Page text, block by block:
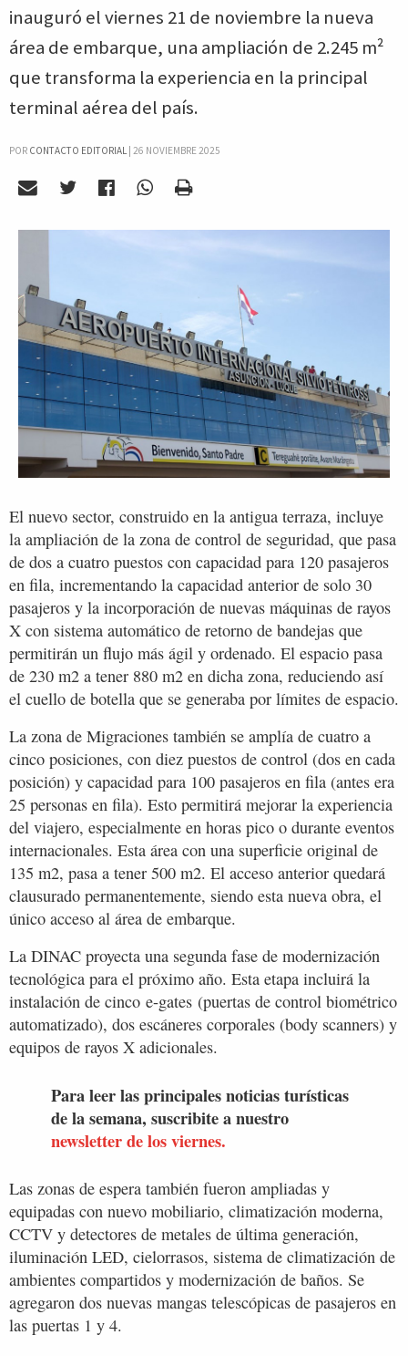
inauguró el viernes 21 de noviembre la nueva
área de embarque, una ampliación de 2.245 m²
que transforma la experiencia en la principal
terminal aérea del país.
POR CONTACTO EDITORIAL| 26 NOVIEMBRE 2025
El nuevo sector, construido en la antigua terraza, incluye
la ampliación de la zona de control de seguridad, que pasa
de dos a cuatro puestos con capacidad para 120 pasajeros
en fila, incrementando la capacidad anterior de solo 30
pasajeros y la incorporación de nuevas máquinas de rayos
X con sistema automático de retorno de bandejas que
permitirán un flujo más ágil y ordenado. El espacio pasa
de 230 m2 a tener 880 m2 en dicha zona, reduciendo así
el cuello de botella que se generaba por límites de espacio.
La zona de Migraciones también se amplía de cuatro a
cinco posiciones, con diez puestos de control (dos en cada
posición) y capacidad para 100 pasajeros en fila (antes era
25 personas en fila). Esto permitirá mejorar la experiencia
del viajero, especialmente en horas pico o durante eventos
internacionales. Esta área con una superficie original de
135 m2, pasa a tener 500 m2. El acceso anterior quedará
clausurado permanentemente, siendo esta nueva obra, el
único acceso al área de embarque.
La DINAC proyecta una segunda fase de modernización
tecnológica para el próximo año. Esta etapa incluirá la
instalación de cinco e-gates (puertas de control biométrico
automatizado), dos escáneres corporales (body scanners) y
equipos de rayos X adicionales.
Para leer las principales noticias turísticas
de la semana, suscribite a nuestro
newsletter de los viernes.
Las zonas de espera también fueron ampliadas y
equipadas con nuevo mobiliario, climatización moderna,
CCTV y detectores de metales de última generación,
iluminación LED, cielorrasos, sistema de climatización de
ambientes compartidos y modernización de baños. Se
agregaron dos nuevas mangas telescópicas de pasajeros en
las puertas 1 y 4.